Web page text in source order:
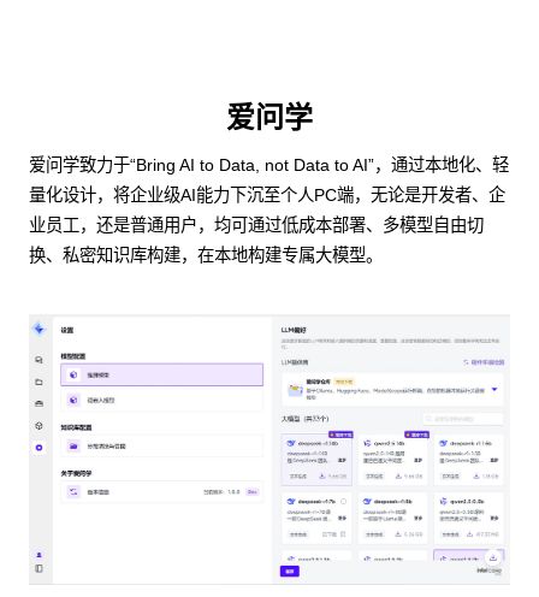
爱问学
爱问学致力于“Bring AI to Data, not Data to AI”，通过本地化、轻
量化设计，将企业级AI能力下沉至个人PC端，无论是开发者、企
业员工，还是普通用户，均可通过低成本部署、多模型自由切
换、私密知识库构建，在本地构建专属大模型。